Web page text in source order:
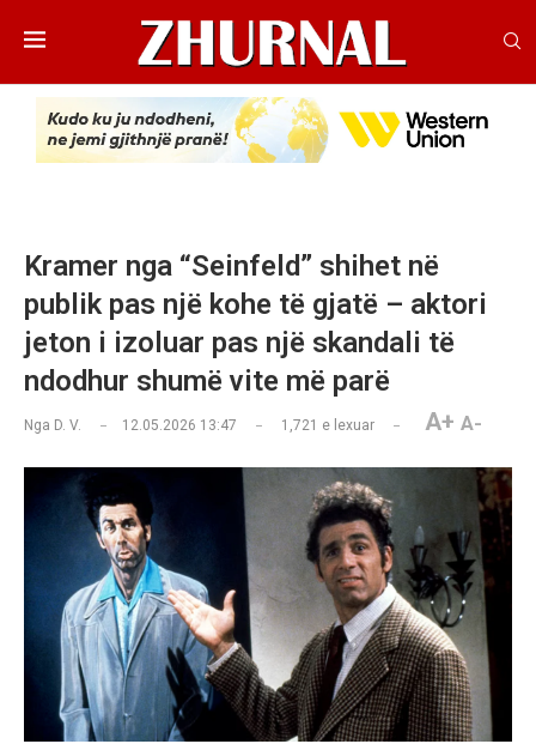
Kramer nga “Seinfeld” shihet në
publik pas një kohe të gjatë – aktori
jeton i izoluar pas një skandali të
ndodhur shumë vite më parë
Nga D. V. 12.05.2026 13:47 1,721 e lexuar A+ A-